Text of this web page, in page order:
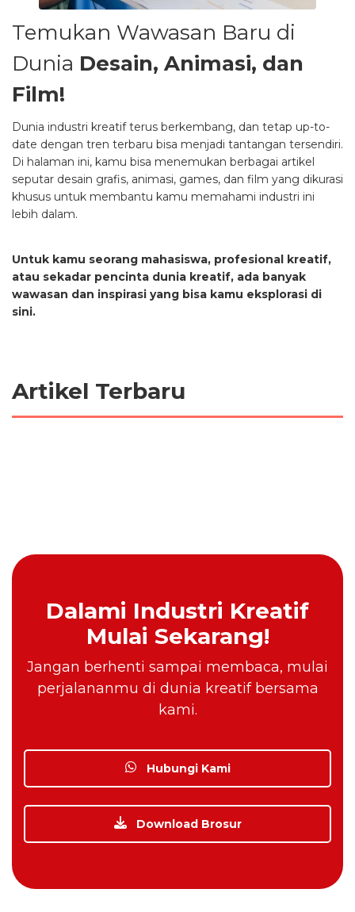
Temukan Wawasan Baru di
Dunia Desain, Animasi, dan
Film!
Dunia industri kreatif terus berkembang, dan tetap up-to-
date dengan tren terbaru bisa menjadi tantangan tersendiri.
Di halaman ini, kamu bisa menemukan berbagai artikel
seputar desain grafis, animasi, games, dan film yang dikurasi
khusus untuk membantu kamu memahami industri ini
lebih dalam.
Untuk kamu seorang mahasiswa, profesional kreatif,
atau sekadar pencinta dunia kreatif, ada banyak
wawasan dan inspirasi yang bisa kamu eksplorasi di
sini.
Artikel Terbaru
Dalami Industri Kreatif
Mulai Sekarang!
Jangan berhenti sampai membaca, mulai
perjalananmu di dunia kreatif bersama
kami.
Hubungi Kami
Download Brosur